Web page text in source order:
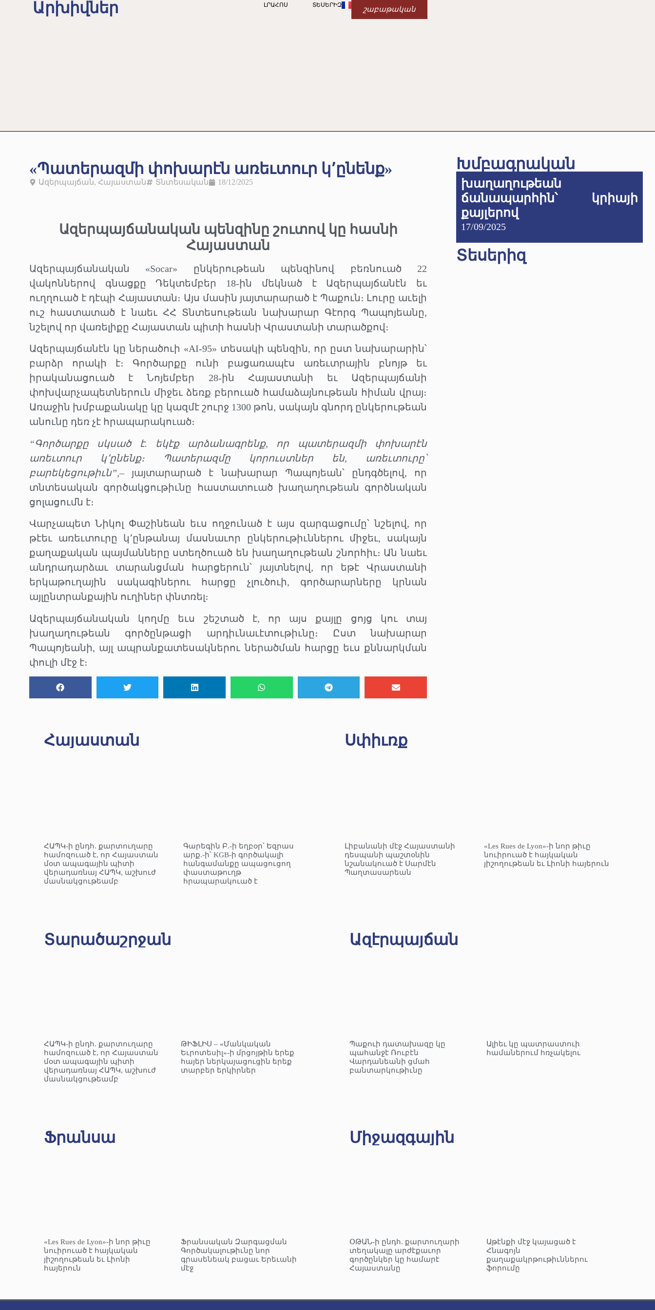
Արխիվներ ԼՐԱՀՈՍ ՏԵՍԵՐԻԶ
շաբաթական
«Պատերազմի փոխարէն առեւտուր կ՚ընենք»
Ազերպայճան, Հայաստան Տնտեսական 18/12/2025
Ազերպայճանական պենզինը շուտով կը հասնի
Հայաստան
Ազերպայճանական «Socar» ընկերութեան պենզինով բեռնուած 22
վակոններով գնացքը Դեկտեմբեր 18-ին մեկնած է Ազերպայճանէն եւ
ուղղուած է դէպի Հայաստան։ Այս մասին յայտարարած է Պաքուն։ Լուրը աւելի
ուշ հաստատած է նաեւ ՀՀ Տնտեսութեան նախարար Գէորգ Պապոյեանը,
նշելով որ վառելիքը Հայաստան պիտի հասնի Վրաստանի տարածքով։
Ազերպայճանէն կը ներածուի «AI-95» տեսակի պենզին, որ ըստ նախարարին՝
բարձր որակի է։ Գործարքը ունի բացառապէս առեւտրային բնոյթ եւ
իրականացուած է Նոյեմբեր 28-ին Հայաստանի եւ Ազերպայճանի
փոխվարչապետներուն միջեւ ձեռք բերուած համաձայնութեան հիման վրայ։
Առաջին խմբաքանակը կը կազմէ շուրջ 1300 թոն, սակայն գնորդ ընկերութեան
անունը դեռ չէ հրապարակուած։
“Գործարքը սկսած է. եկէք արձանագրենք, որ պատերազմի փոխարէն
առեւտուր կ՚ընենք։ Պատերազմը կորուստներ են, առեւտուրը՝
բարեկեցութիւն”,– յայտարարած է նախարար Պապոյեան՝ ընդգծելով, որ
տնտեսական գործակցութիւնը հաստատուած խաղաղութեան գործնական
ցոլացումն է։
Վարչապետ Նիկոլ Փաշինեան եւս ողջունած է այս զարգացումը՝ նշելով, որ
թէեւ առեւտուրը կ՚ընթանայ մասնաւոր ընկերութիւններու միջեւ, սակայն
քաղաքական պայմանները ստեղծուած են խաղաղութեան շնորհիւ։ Ան նաեւ
անդրադարձաւ տարանցման հարցերուն՝ յայտնելով, որ եթէ Վրաստանի
երկաթուղային սակագիներու հարցը չլուծուի, գործարարները կրնան
այլընտրանքային ուղիներ փնտռել։
Ազերպայճանական կողմը եւս շեշտած է, որ այս քայլը ցոյց կու տայ
խաղաղութեան գործընթացի արդիւնաւէտութիւնը։ Ըստ նախարար
Պապոյեանի, այլ ապրանքատեսակներու ներածման հարցը եւս քննարկման
փուլի մէջ է։
Խմբագրական
խաղաղութեան
ճանապարհին՝ կրիայի
քայլերով
17/09/2025
Տեսերիզ
Հայաստան
ՀԱՊԿ-ի ընդհ. քարտուղարը
համոզուած է, որ Հայաստան
մօտ ապագային պիտի
վերադառնայ ՀԱՊԿ, աշխուժ
մասնակցութեամբ
Գարեգին Բ.-ի եղբօր՝ Եզրաս
արք.-ի՝ KGB-ի գործակալի
հանգամանքը ապացուցող
փաստաթուղթ
հրապարակուած է
Սփիւռք
Լիբանանի մէջ Հայաստանի
դեսպանի պաշտօնին
նշանակուած է Սարմէն
Պաղտասարեան
«Les Rues de Lyon»-ի նոր թիւը
նուիրուած է հայկական
յիշողութեան եւ Լիոնի հայերուն
Տարածաշրջան
ՀԱՊԿ-ի ընդհ. քարտուղարը
համոզուած է, որ Հայաստան
մօտ ապագային պիտի
վերադառնայ ՀԱՊԿ, աշխուժ
մասնակցութեամբ
ԹԻՖԼԻՍ – «Մանկական
Եւրոտեսիլ»-ի մրցոյթին երեք
հայեր ներկայացուցին երեք
տարբեր երկիրներ
Ազէրպայճան
Պաքուի դատախազը կը
պահանջէ Ռուբէն
Վարդանեանի ցմահ
բանտարկութիւնը
Ալիեւ կը պատրաստուի
համաներում հռչակելու
Ֆրանսա
«Les Rues de Lyon»-ի նոր թիւը
նուիրուած է հայկական
յիշողութեան եւ Լիոնի
հայերուն
Ֆրանսական Զարգացման
Գործակալութիւնը նոր
գրասենեակ բացաւ Երեւանի
մէջ
Միջազգային
ՕԹԱՆ-ի ընդհ. քարտուղարի
տեղակալը արժէքաւոր
գործընկեր կը համարէ
Հայաստանը
Աթէնքի մէջ կայացած է
Հնագոյն
քաղաքակրթութիւններու
ֆորումը